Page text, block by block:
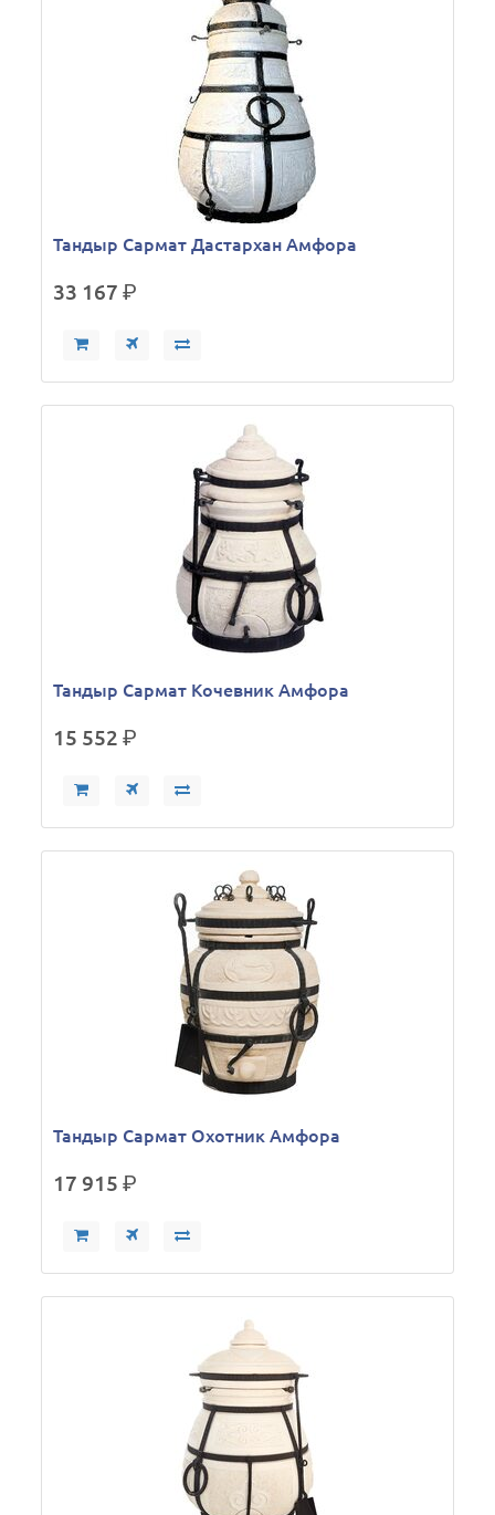
Тандыр Сармат Дастархан Амфора
33 167р.
Тандыр Сармат Кочевник Амфора
15 552р.
Тандыр Сармат Охотник Амфора
17 915р.